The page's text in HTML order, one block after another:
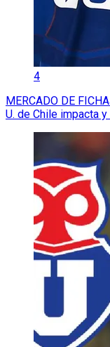
4
MERCADO DE
U. de Chile impacta